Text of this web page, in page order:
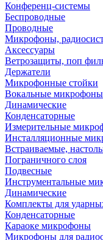
Конференц-системы
Беспроводные
Проводные
Микрофоны,
Аксессуары
Ветрозащиты, поп
Держатели
Микрофонные стойки
Вокальные микрофоны
Динамические
Конденсаторные
Измерительные
Инсталляционные
Встраиваемые,
Пограничного слоя
Подвесные
Инструментальные
Динамические
Комплекты для
Конденсаторные
Караоке микрофоны
Микрофоны для